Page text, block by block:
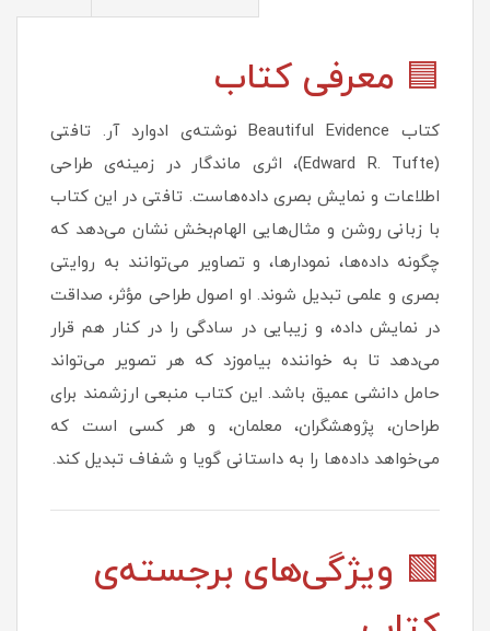
🟦 معرفی کتاب
کتاب Beautiful Evidence نوشته‌ی ادوارد آر. تافتی
(Edward R. Tufte)، اثری ماندگار در زمینه‌ی طراحی
اطلاعات و نمایش بصری داده‌هاست. تافتی در این کتاب
با زبانی روشن و مثال‌هایی الهام‌بخش نشان می‌دهد که
چگونه داده‌ها، نمودارها، و تصاویر می‌توانند به روایتی
بصری و علمی تبدیل شوند. او اصول طراحی مؤثر، صداقت
در نمایش داده، و زیبایی در سادگی را در کنار هم قرار
می‌دهد تا به خواننده بیاموزد که هر تصویر می‌تواند
حامل دانشی عمیق باشد. این کتاب منبعی ارزشمند برای
طراحان، پژوهشگران، معلمان، و هر کسی است که
می‌خواهد داده‌ها را به داستانی گویا و شفاف تبدیل کند.
🟩 ویژگی‌های برجسته‌ی